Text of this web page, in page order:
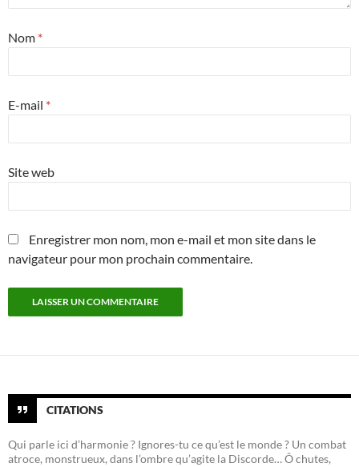
Nom *
E-mail *
Site web
Enregistrer mon nom, mon e-mail et mon site dans le
navigateur pour mon prochain commentaire.
CITATIONS
Qui parle ici d’harmonie ? Ignores-tu ce qu’est le monde ? Un combat
atroce, monstrueux, dans l’ombre qu’agite la Discorde… Ô chutes,